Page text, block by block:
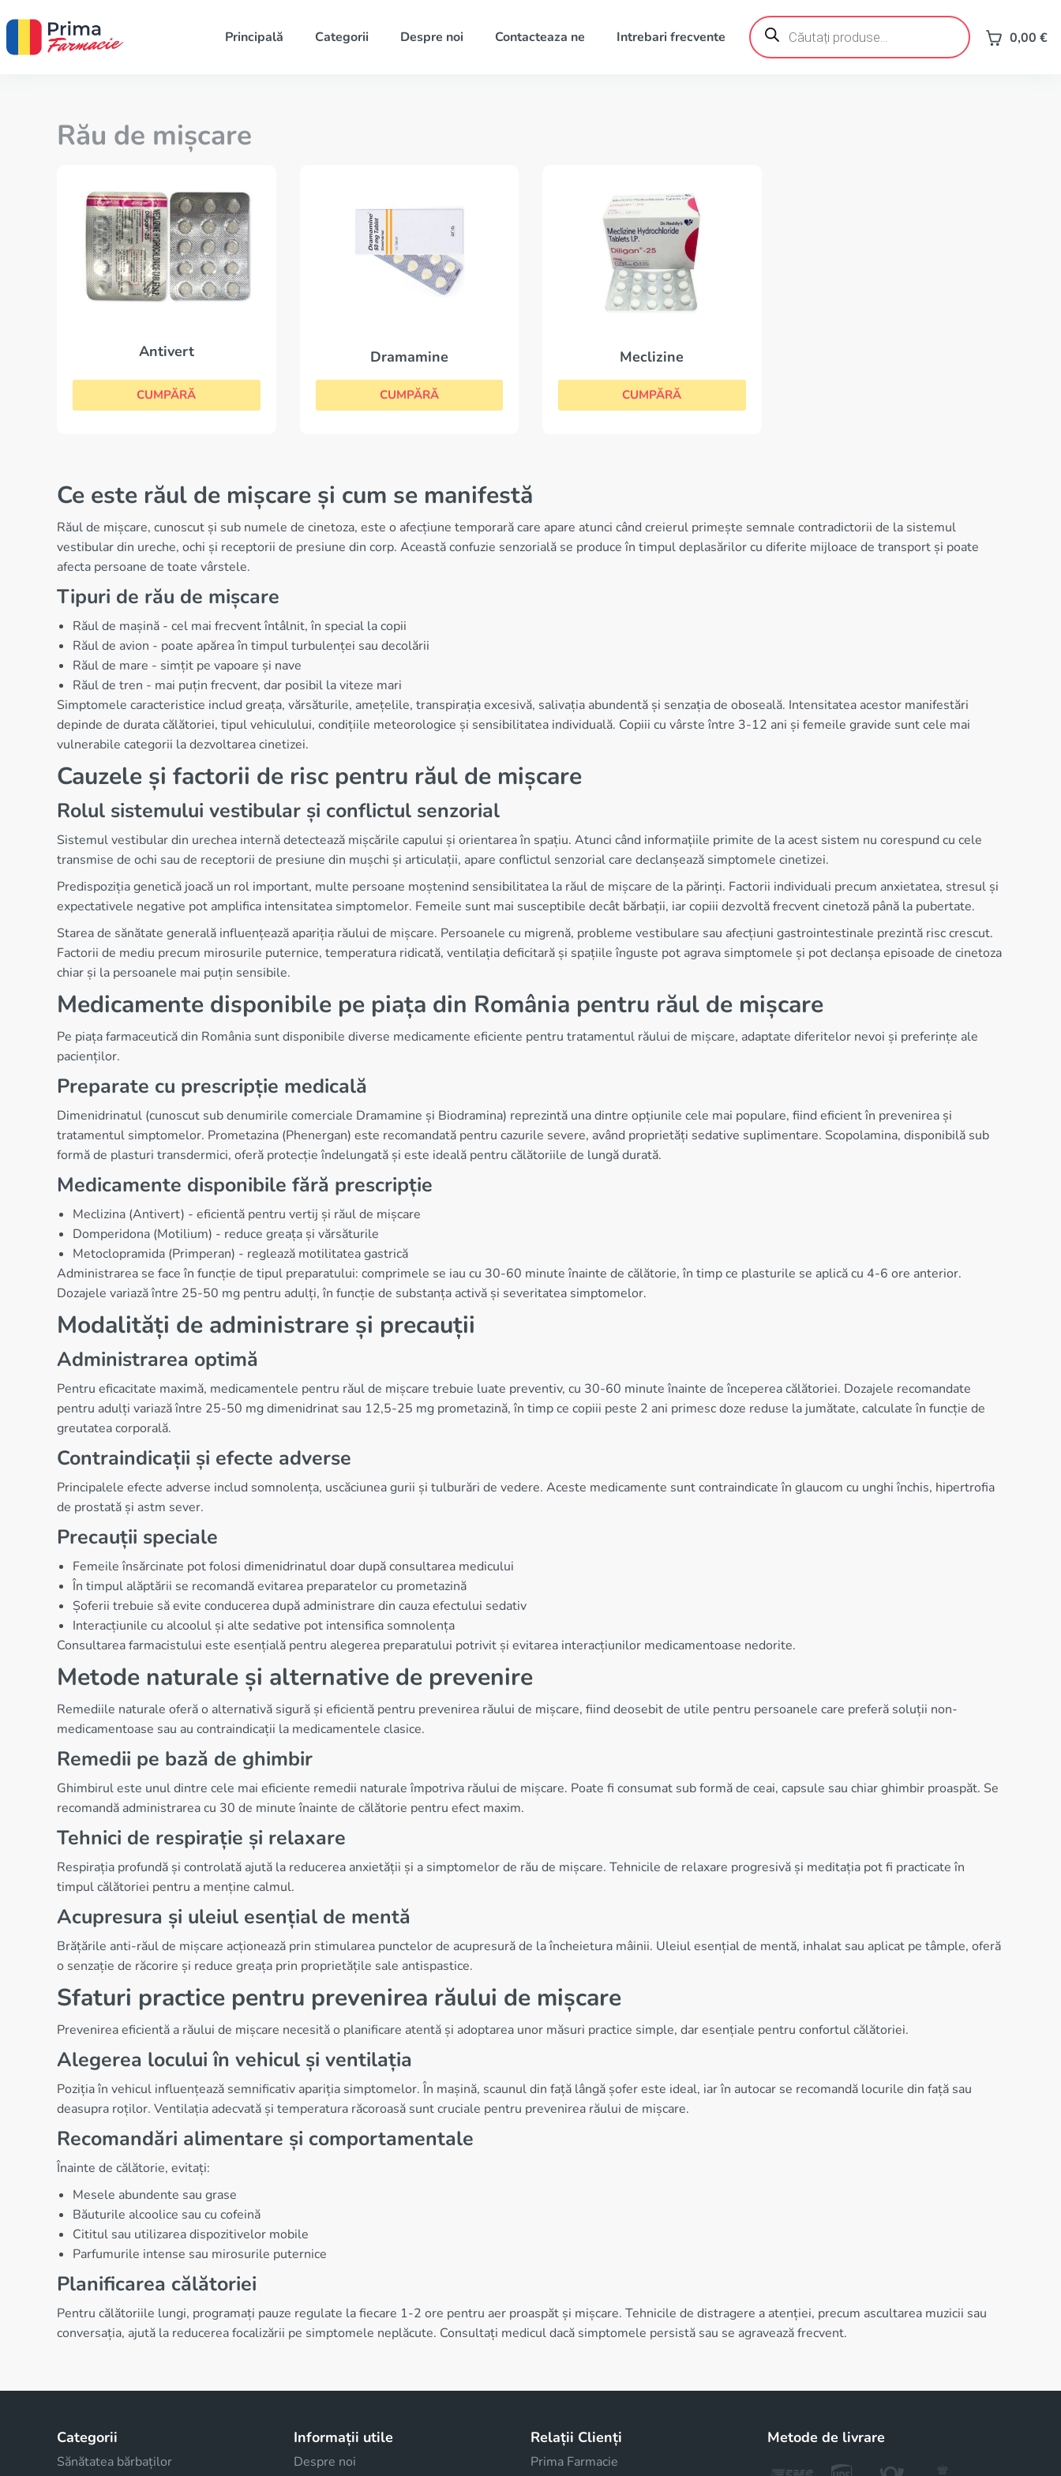
Principală Categorii Despre noi Contacteaza ne Intrebari frecvente
Products
search 0,00 €
Rău de mișcare
Antivert
CUMPĂRĂ
Dramamine
CUMPĂRĂ
Meclizine
CUMPĂRĂ
Ce este răul de mișcare și cum se manifestă
Răul de mișcare, cunoscut și sub numele de cinetoza, este o afecțiune temporară care apare atunci când creierul primește semnale contradictorii de la sistemul
vestibular din ureche, ochi și receptorii de presiune din corp. Această confuzie senzorială se produce în timpul deplasărilor cu diferite mijloace de transport și poate
afecta persoane de toate vârstele.
Tipuri de rău de mișcare
Răul de mașină - cel mai frecvent întâlnit, în special la copii
Răul de avion - poate apărea în timpul turbulenței sau decolării
Răul de mare - simțit pe vapoare și nave
Răul de tren - mai puțin frecvent, dar posibil la viteze mari
Simptomele caracteristice includ greața, vărsăturile, amețelile, transpirația excesivă, salivația abundentă și senzația de oboseală. Intensitatea acestor manifestări
depinde de durata călătoriei, tipul vehiculului, condițiile meteorologice și sensibilitatea individuală. Copiii cu vârste între 3-12 ani și femeile gravide sunt cele mai
vulnerabile categorii la dezvoltarea cinetizei.
Cauzele și factorii de risc pentru răul de mișcare
Rolul sistemului vestibular și conflictul senzorial
Sistemul vestibular din urechea internă detectează mișcările capului și orientarea în spațiu. Atunci când informațiile primite de la acest sistem nu corespund cu cele
transmise de ochi sau de receptorii de presiune din mușchi și articulații, apare conflictul senzorial care declanșează simptomele cinetizei.
Predispoziția genetică joacă un rol important, multe persoane moștenind sensibilitatea la răul de mișcare de la părinți. Factorii individuali precum anxietatea, stresul și
expectativele negative pot amplifica intensitatea simptomelor. Femeile sunt mai susceptibile decât bărbații, iar copiii dezvoltă frecvent cinetoză până la pubertate.
Starea de sănătate generală influențează apariția răului de mișcare. Persoanele cu migrenă, probleme vestibulare sau afecțiuni gastrointestinale prezintă risc crescut.
Factorii de mediu precum mirosurile puternice, temperatura ridicată, ventilația deficitară și spațiile înguste pot agrava simptomele și pot declanșa episoade de cinetoza
chiar și la persoanele mai puțin sensibile.
Medicamente disponibile pe piața din România pentru răul de mișcare
Pe piața farmaceutică din România sunt disponibile diverse medicamente eficiente pentru tratamentul răului de mișcare, adaptate diferitelor nevoi și preferințe ale
pacienților.
Preparate cu prescripție medicală
Dimenidrinatul (cunoscut sub denumirile comerciale Dramamine și Biodramina) reprezintă una dintre opțiunile cele mai populare, fiind eficient în prevenirea și
tratamentul simptomelor. Prometazina (Phenergan) este recomandată pentru cazurile severe, având proprietăți sedative suplimentare. Scopolamina, disponibilă sub
formă de plasturi transdermici, oferă protecție îndelungată și este ideală pentru călătoriile de lungă durată.
Medicamente disponibile fără prescripție
Meclizina (Antivert) - eficientă pentru vertij și răul de mișcare
Domperidona (Motilium) - reduce greața și vărsăturile
Metoclopramida (Primperan) - reglează motilitatea gastrică
Administrarea se face în funcție de tipul preparatului: comprimele se iau cu 30-60 minute înainte de călătorie, în timp ce plasturile se aplică cu 4-6 ore anterior.
Dozajele variază între 25-50 mg pentru adulți, în funcție de substanța activă și severitatea simptomelor.
Modalități de administrare și precauții
Administrarea optimă
Pentru eficacitate maximă, medicamentele pentru răul de mișcare trebuie luate preventiv, cu 30-60 minute înainte de începerea călătoriei. Dozajele recomandate
pentru adulți variază între 25-50 mg dimenidrinat sau 12,5-25 mg prometazină, în timp ce copiii peste 2 ani primesc doze reduse la jumătate, calculate în funcție de
greutatea corporală.
Contraindicații și efecte adverse
Principalele efecte adverse includ somnolența, uscăciunea gurii și tulburări de vedere. Aceste medicamente sunt contraindicate în glaucom cu unghi închis, hipertrofia
de prostată și astm sever.
Precauții speciale
Femeile însărcinate pot folosi dimenidrinatul doar după consultarea medicului
În timpul alăptării se recomandă evitarea preparatelor cu prometazină
Șoferii trebuie să evite conducerea după administrare din cauza efectului sedativ
Interacțiunile cu alcoolul și alte sedative pot intensifica somnolența
Consultarea farmacistului este esențială pentru alegerea preparatului potrivit și evitarea interacțiunilor medicamentoase nedorite.
Metode naturale și alternative de prevenire
Remediile naturale oferă o alternativă sigură și eficientă pentru prevenirea răului de mișcare, fiind deosebit de utile pentru persoanele care preferă soluții non-
medicamentoase sau au contraindicații la medicamentele clasice.
Remedii pe bază de ghimbir
Ghimbirul este unul dintre cele mai eficiente remedii naturale împotriva răului de mișcare. Poate fi consumat sub formă de ceai, capsule sau chiar ghimbir proaspăt. Se
recomandă administrarea cu 30 de minute înainte de călătorie pentru efect maxim.
Tehnici de respirație și relaxare
Respirația profundă și controlată ajută la reducerea anxietății și a simptomelor de rău de mișcare. Tehnicile de relaxare progresivă și meditația pot fi practicate în
timpul călătoriei pentru a menține calmul.
Acupresura și uleiul esențial de mentă
Brățările anti-răul de mișcare acționează prin stimularea punctelor de acupresură de la încheietura mâinii. Uleiul esențial de mentă, inhalat sau aplicat pe tâmple, oferă
o senzație de răcorire și reduce greața prin proprietățile sale antispastice.
Sfaturi practice pentru prevenirea răului de mișcare
Prevenirea eficientă a răului de mișcare necesită o planificare atentă și adoptarea unor măsuri practice simple, dar esențiale pentru confortul călătoriei.
Alegerea locului în vehicul și ventilația
Poziția în vehicul influențează semnificativ apariția simptomelor. În mașină, scaunul din față lângă șofer este ideal, iar în autocar se recomandă locurile din față sau
deasupra roților. Ventilația adecvată și temperatura răcoroasă sunt cruciale pentru prevenirea răului de mișcare.
Recomandări alimentare și comportamentale
Înainte de călătorie, evitați:
Mesele abundente sau grase
Băuturile alcoolice sau cu cofeină
Cititul sau utilizarea dispozitivelor mobile
Parfumurile intense sau mirosurile puternice
Planificarea călătoriei
Pentru călătoriile lungi, programați pauze regulate la fiecare 1-2 ore pentru aer proaspăt și mișcare. Tehnicile de distragere a atenției, precum ascultarea muzicii sau
conversația, ajută la reducerea focalizării pe simptomele neplăcute. Consultați medicul dacă simptomele persistă sau se agravează frecvent.
Categorii
Sănătatea bărbaților
Informații utile
Despre noi
Relații Clienți
Prima Farmacie
Metode de livrare